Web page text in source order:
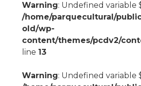
Warning: Undefined variable
/home/parquecultural/
old/wp-
content/themes/pcdv2/
line 13
Warning: Undefined variable